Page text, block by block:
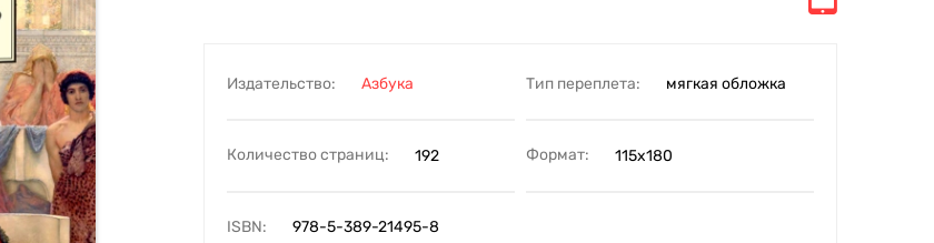
Издательство: Азбука Тип переплета: мягкая обложка
Количество страниц: 192 Формат: 115х180
ISBN: 978-5-389-21495-8